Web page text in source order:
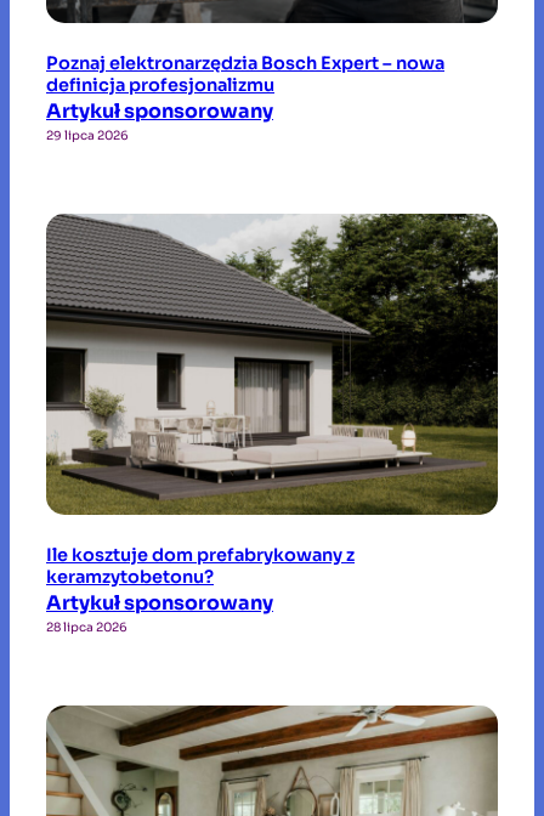
Poznaj elektronarzędzia Bosch Expert – nowa
definicja profesjonalizmu
Artykuł sponsorowany
29 lipca 2026
Ile kosztuje dom prefabrykowany z
keramzytobetonu?
Artykuł sponsorowany
28 lipca 2026